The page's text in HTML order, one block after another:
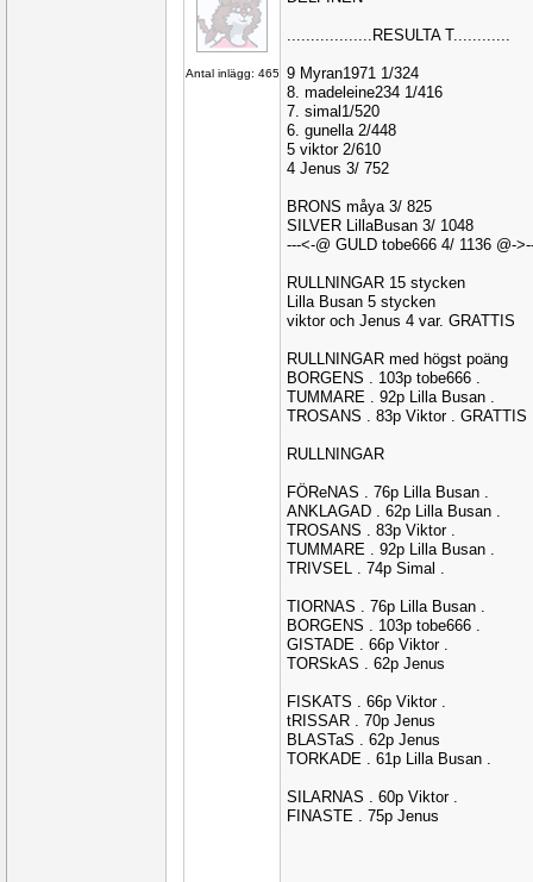
Antal inlägg: 465
..................RESULTA T............
9 Myran1971 1/324
8. madeleine234 1/416
7. simal1/520
6. gunella 2/448
5 viktor 2/610
4 Jenus 3/ 752
BRONS måya 3/ 825
SILVER LillaBusan 3/ 1048
---<-@ GULD tobe666 4/ 1136 @-
RULLNINGAR 15 stycken
Lilla Busan 5 stycken
viktor och Jenus 4 var. GRATTIS
RULLNINGAR med högst poäng
BORGENS . 103p tobe666 .
TUMMARE . 92p Lilla Busan .
TROSANS . 83p Viktor . GRATTIS
RULLNINGAR
FÖReNAS . 76p Lilla Busan .
ANKLAGAD . 62p Lilla Busan .
TROSANS . 83p Viktor .
TUMMARE . 92p Lilla Busan .
TRIVSEL . 74p Simal .
TIORNAS . 76p Lilla Busan .
BORGENS . 103p tobe666 .
GISTADE . 66p Viktor .
TORSkAS . 62p Jenus
FISKATS . 66p Viktor .
tRISSAR . 70p Jenus
BLASTaS . 62p Jenus
TORKADE . 61p Lilla Busan .
SILARNAS . 60p Viktor .
FINASTE . 75p Jenus